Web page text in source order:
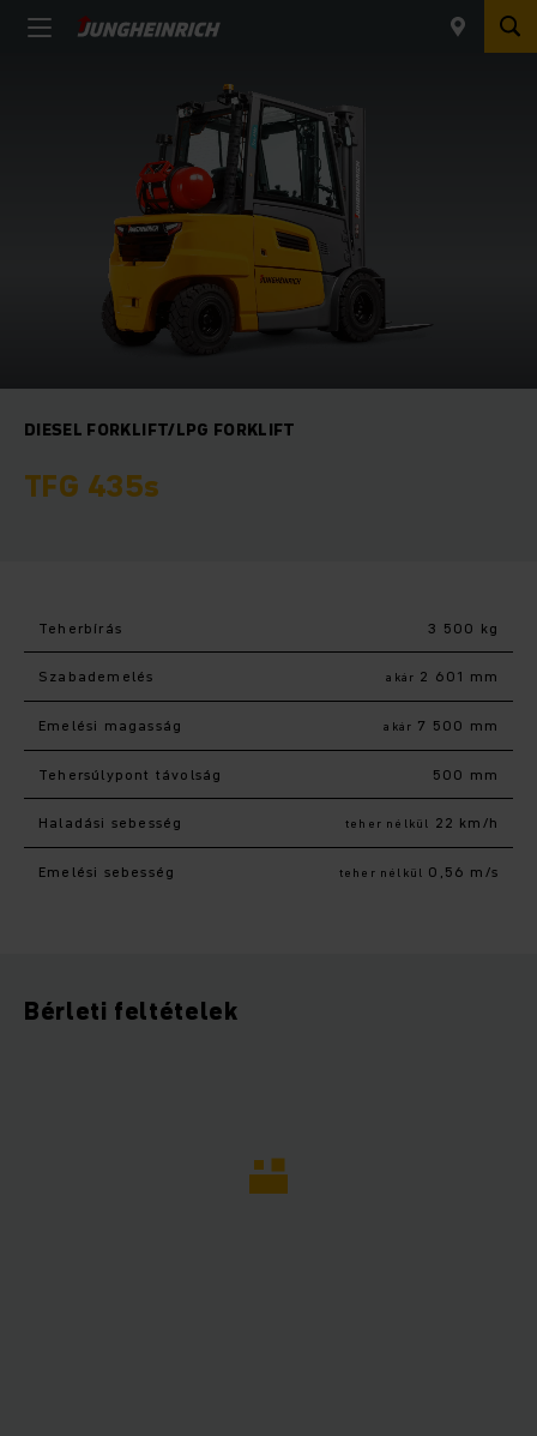
DIESEL FORKLIFT/LPG FORKLIFT
TFG 435s
Teherbírás 3 500 kg
Szabademelés akár 2 601 mm
Emelési magasság akár 7 500 mm
Tehersúlypont távolság 500 mm
Haladási sebesség teher nélkül 22 km/h
Emelési sebesség teher nélkül 0,56 m/s
Bérleti feltételek